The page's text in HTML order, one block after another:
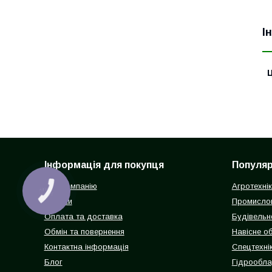
Інформація для покупця
Про компанію
Відгуки
Оплата та доставка
Обмін та повернення
Контактна інформація
Блог
Навісне
КНОПКА
ЗВ'ЯЗКУ